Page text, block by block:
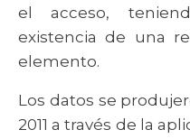
el acceso,
existencia de una
elemento.
Los datos se
2011 a través de la